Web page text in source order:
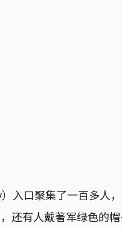
入口聚集了一百多人
还有人戴著军绿色的